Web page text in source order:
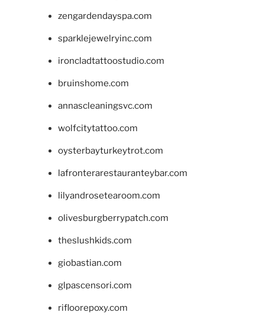
zengardendayspa.com
sparklejewelryinc.com
ironcladtattoostudio.com
bruinshome.com
annascleaningsvc.com
wolfcitytattoo.com
oysterbayturkeytrot.com
lafronterarestauranteybar.com
lilyandrosetearoom.com
olivesburgberrypatch.com
theslushkids.com
giobastian.com
glpascensori.com
rifloorepoxy.com